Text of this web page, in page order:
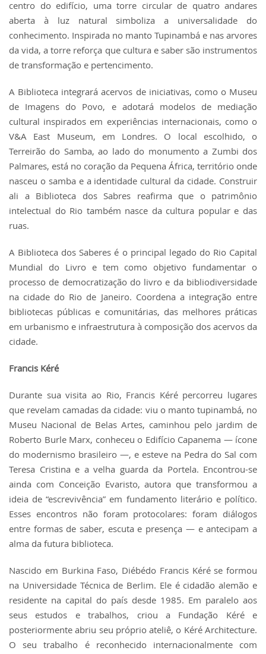
centro do edifício, uma torre circular de quatro andares
aberta à luz natural simboliza a universalidade do
conhecimento. Inspirada no manto Tupinambá e nas arvores
da vida, a torre reforça que cultura e saber são instrumentos
de transformação e pertencimento.
A Biblioteca integrará acervos de iniciativas, como o Museu
de Imagens do Povo, e adotará modelos de mediação
cultural inspirados em experiências internacionais, como o
V&A East Museum, em Londres. O local escolhido, o
Terreirão do Samba, ao lado do monumento a Zumbi dos
Palmares, está no coração da Pequena África, território onde
nasceu o samba e a identidade cultural da cidade. Construir
ali a Biblioteca dos Sabres reafirma que o patrimônio
intelectual do Rio também nasce da cultura popular e das
ruas.
A Biblioteca dos Saberes é o principal legado do Rio Capital
Mundial do Livro e tem como objetivo fundamentar o
processo de democratização do livro e da bibliodiversidade
na cidade do Rio de Janeiro. Coordena a integração entre
bibliotecas públicas e comunitárias, das melhores práticas
em urbanismo e infraestrutura à composição dos acervos da
cidade.
Francis Kéré
Durante sua visita ao Rio, Francis Kéré percorreu lugares
que revelam camadas da cidade: viu o manto tupinambá, no
Museu Nacional de Belas Artes, caminhou pelo jardim de
Roberto Burle Marx, conheceu o Edifício Capanema — ícone
do modernismo brasileiro —, e esteve na Pedra do Sal com
Teresa Cristina e a velha guarda da Portela. Encontrou-se
ainda com Conceição Evaristo, autora que transformou a
ideia de “escrevivência” em fundamento literário e político.
Esses encontros não foram protocolares: foram diálogos
entre formas de saber, escuta e presença — e antecipam a
alma da futura biblioteca.
Nascido em Burkina Faso, Diébédo Francis Kéré se formou
na Universidade Técnica de Berlim. Ele é cidadão alemão e
residente na capital do país desde 1985. Em paralelo aos
seus estudos e trabalhos, criou a Fundação Kéré e
posteriormente abriu seu próprio ateliê, o Kéré Architecture.
O seu trabalho é reconhecido internacionalmente com